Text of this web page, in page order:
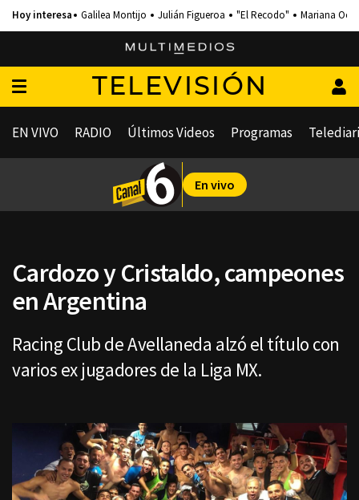
Galilea Montijo Julián Figueroa "El Recodo" Mariana
TELEVISIÓN
EN VIVO RADIO Últimos Videos Programas
En vivo
Cardozo y Cristaldo, campeones
en Argentina
Racing Club de Avellaneda alzó el título con
varios ex jugadores de la Liga MX.